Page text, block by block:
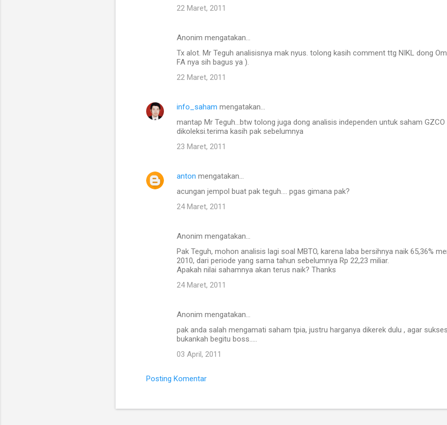
22 Maret, 2011
Anonim mengatakan…
Tx alot. Mr Teguh analisisnya mak nyus. tolong kasih comment ttg NIKL dong
FA nya sih bagus ya ).
22 Maret, 2011
info_saham mengatakan…
mantap Mr Teguh...btw tolong juga dong analisis independen untuk saham
dikoleksi.terima kasih pak sebelumnya
23 Maret, 2011
anton mengatakan…
acungan jempol buat pak teguh.... pgas gimana pak?
24 Maret, 2011
Anonim mengatakan…
Pak Teguh, mohon analisis lagi soal MBTO, karena laba bersihnya naik 65,36%
2010, dari periode yang sama tahun sebelumnya Rp 22,23 miliar.
Apakah nilai sahamnya akan terus naik? Thanks
24 Maret, 2011
Anonim mengatakan…
pak anda salah mengamati saham tpia, justru harganya dikerek dulu , agar
bukankah begitu boss.....
03 April, 2011
Posting Komentar